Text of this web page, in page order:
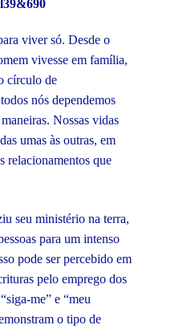
viver só. Desde o
vivesse em família,
círculo de
nós dependemos
Nossas vidas
umas às outras, em
relacionamentos que
seu ministério na terra,
para um intenso
pode ser percebido em
pelo emprego dos
me” e “meu
o tipo de